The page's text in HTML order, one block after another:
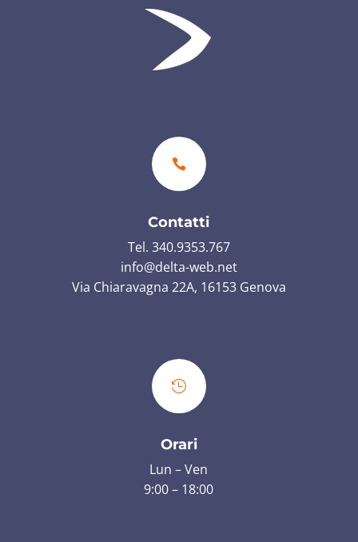

Contatti
Tel. 340.9353.767
info@delta-web.net
Via Chiaravagna 22A, 16153 Genova

Orari
Lun – Ven
9:00 – 18:00